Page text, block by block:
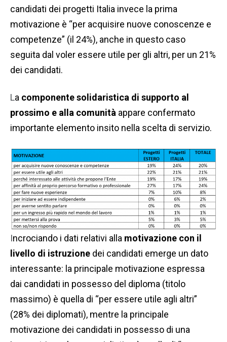
candidati dei progetti Italia invece la prima
motivazione è “per acquisire nuove conoscenze e
competenze” (il 24%), anche in questo caso
seguita dal voler essere utile per gli altri, per un 21%
dei candidati.
La componente solidaristica di supporto al
prossimo e alla comunità appare confermato
importante elemento insito nella scelta di servizio.
Incrociando i dati relativi alla motivazione con il
livello di istruzione dei candidati emerge un dato
interessante: la principale motivazione espressa
dai candidati in possesso del diploma (titolo
massimo) è quella di “per essere utile agli altri”
(28% dei diplomati), mentre la principale
motivazione dei candidati in possesso di una